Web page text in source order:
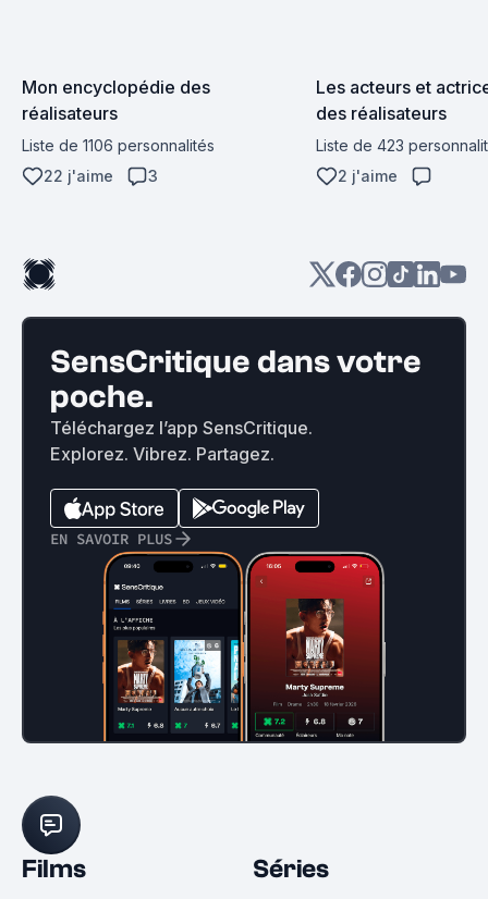
Mon encyclopédie des
réalisateurs
Liste de 1106 personnalités
22 j'aime
3
Les acteurs et
des réalisateurs
Liste de 423
2 j'aime
SensCritique dans votre
poche.
Téléchargez l’app SensCritique.
Explorez. Vibrez. Partagez.
EN SAVOIR PLUS
Films Séries